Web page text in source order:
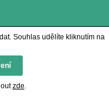
Souhlas udělíte kliknutím na
zde.